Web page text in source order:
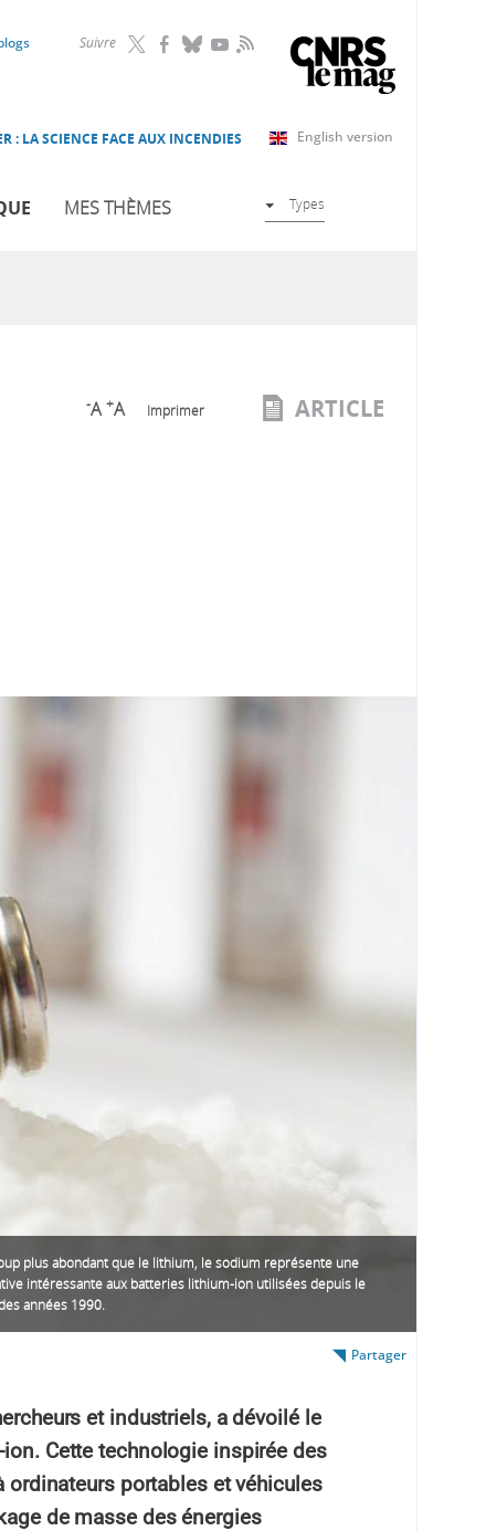
Suivre RSS
English version
: LA SCIENCE FACE AUX INCENDIES
MES THÈMES Types
-A +A Imprimer ARTICLE
plus abondant que le lithium, le sodium représente une
intéressante aux batteries lithium-ion utilisées depuis le
années 1990.
Partager
et industriels, a dévoilé le
Cette technologie inspirée des
portables et véhicules
de masse des énergies